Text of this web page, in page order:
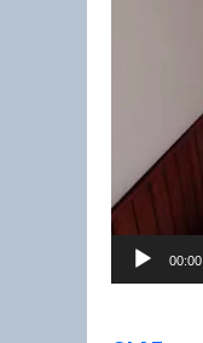
00:00